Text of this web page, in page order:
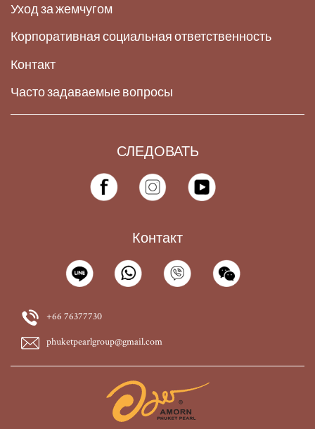
Уход за жемчугом
Корпоративная социальная ответственность
Контакт
Часто задаваемые вопросы
СЛЕДОВАТЬ
Контакт
+66 76377730
phuketpearlgroup@gmail.com